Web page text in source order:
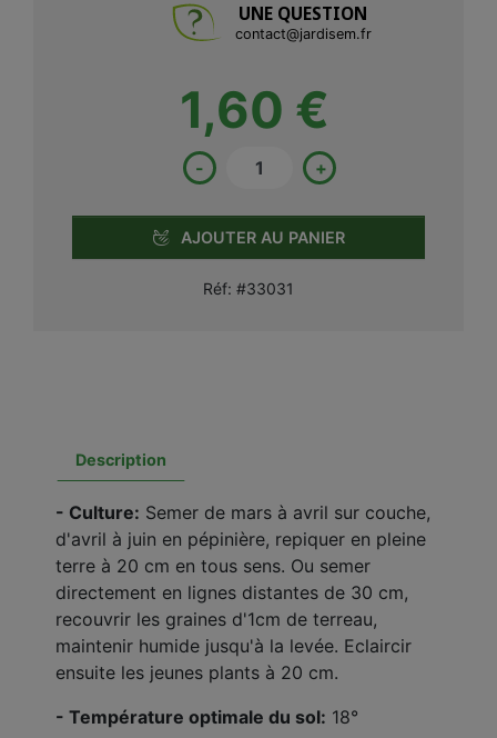
UNE QUESTION
contact@jardisem.fr
1,60 €
- +
AJOUTER AU PANIER
Réf: #33031
Description
- Culture: Semer de mars à avril sur couche,
d'avril à juin en pépinière, repiquer en pleine
terre à 20 cm en tous sens. Ou semer
directement en lignes distantes de 30 cm,
recouvrir les graines d'1cm de terreau,
maintenir humide jusqu'à la levée. Eclaircir
ensuite les jeunes plants à 20 cm.
- Température optimale du sol: 18°